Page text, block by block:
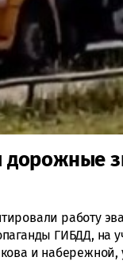
дорожные
работу
ГИБДД, на
и